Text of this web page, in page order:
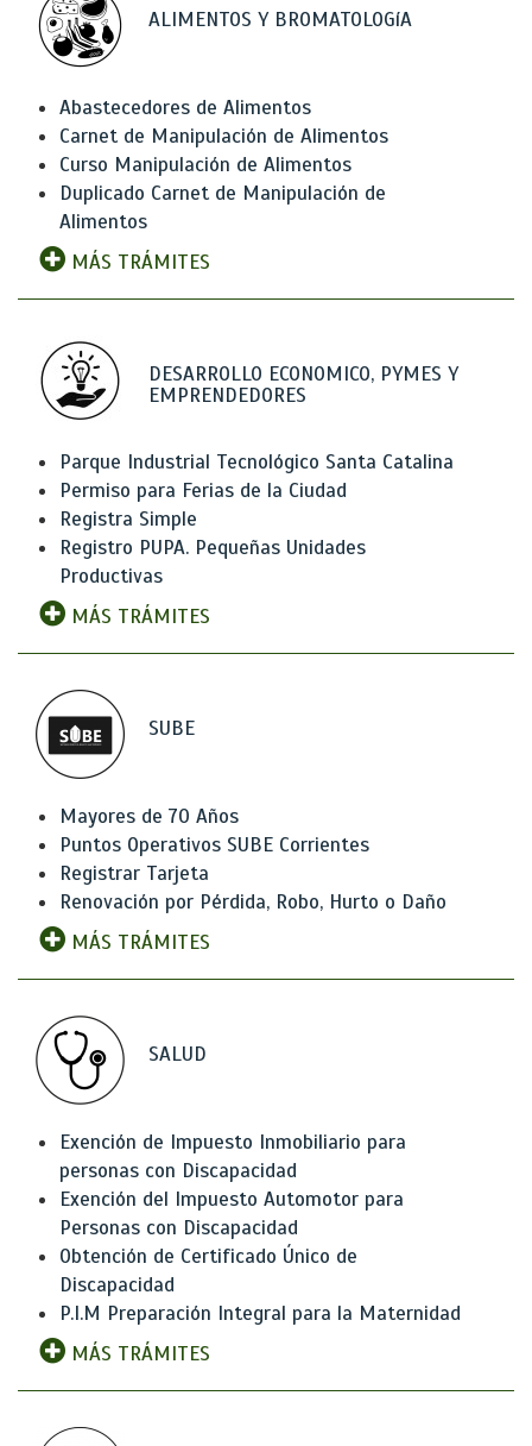
ALIMENTOS Y BROMATOLOGíA
Abastecedores de Alimentos
Carnet de Manipulación de Alimentos
Curso Manipulación de Alimentos
Duplicado Carnet de Manipulación de
Alimentos
MÁS TRÁMITES
DESARROLLO ECONOMICO, PYMES Y
EMPRENDEDORES
Parque Industrial Tecnológico Santa Catalina
Permiso para Ferias de la Ciudad
Registra Simple
Registro PUPA. Pequeñas Unidades
Productivas
MÁS TRÁMITES
SUBE
Mayores de 70 Años
Puntos Operativos SUBE Corrientes
Registrar Tarjeta
Renovación por Pérdida, Robo, Hurto o Daño
MÁS TRÁMITES
SALUD
Exención de Impuesto Inmobiliario para
personas con Discapacidad
Exención del Impuesto Automotor para
Personas con Discapacidad
Obtención de Certificado Único de
Discapacidad
P.I.M Preparación Integral para la Maternidad
MÁS TRÁMITES